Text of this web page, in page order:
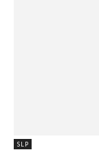
SLP